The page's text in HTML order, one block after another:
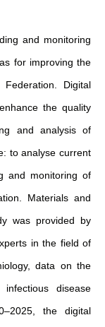
and monitoring
for improving the
Digital
the quality
and analysis of
to analyse current
and monitoring of
Materials and
was provided by
in the field of
data on the
disease
the digital